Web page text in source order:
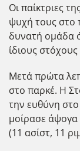
Οι παίκτριες
ψυχή τους στο
δυνατή ομάδα
ίδιους
Μετά πρώτα
στο παρκέ. Η
την ευθύνη
μοίρασε άψογα
(11 ασίστ, 11